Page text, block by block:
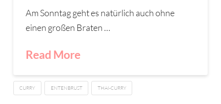
Am Sonntag geht es natürlich auch ohne
einen großen Braten …
Read More
CURRY ENTENBRUST THAI-CURRY